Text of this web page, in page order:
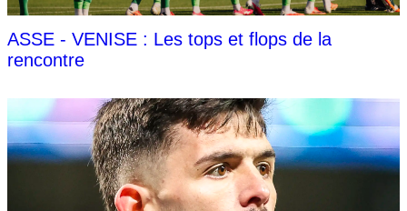
ASSE - VENISE : Les tops et flops de la
rencontre